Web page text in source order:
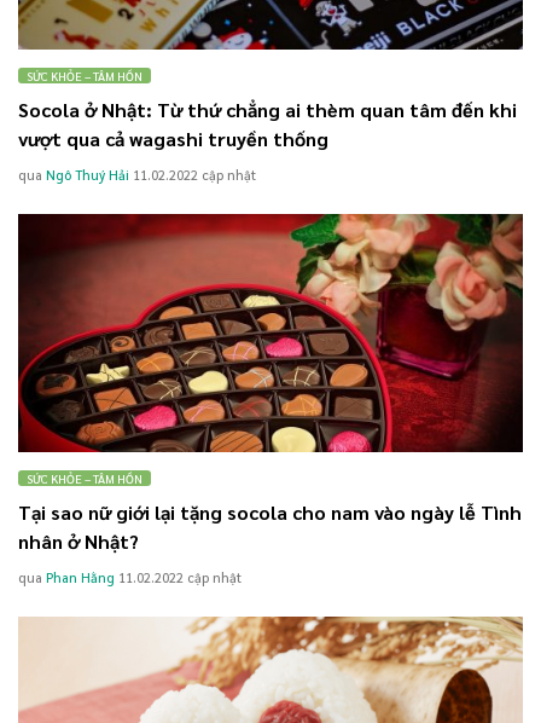
SỨC KHỎE – TÂM HỒN
Socola ở Nhật: Từ thứ chẳng ai thèm quan tâm đến khi
vượt qua cả wagashi truyền thống
qua Ngô Thuý Hải 11.02.2022 cập nhật
SỨC KHỎE – TÂM HỒN
Tại sao nữ giới lại tặng socola cho nam vào ngày lễ Tình
nhân ở Nhật?
qua Phan Hằng 11.02.2022 cập nhật